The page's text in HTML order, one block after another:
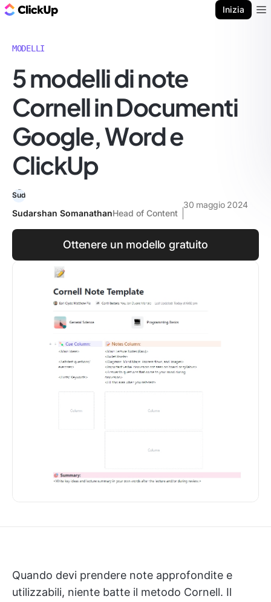
Inizia
MODELLI
5 modelli di note
Cornell in Documenti
Google, Word e
ClickUp
Sudarshan SomanathanHead of Content
30 maggio 2024
Ottenere un modello gratuito
Quando devi prendere note approfondite e
utilizzabili, niente batte il metodo Cornell. Il